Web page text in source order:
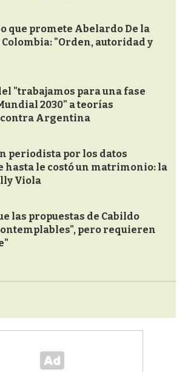
que promete Abelardo De la
"Orden, autoridad y
"trabajamos para una fase
2030" a teorías
Argentina
periodista por los datos
hasta le costó un matrimonio: la
Viola
las propuestas de Cabildo
pero requieren